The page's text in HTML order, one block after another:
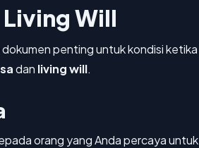
Will
penting untuk kondisi
dan living will.
orang yang Anda percaya